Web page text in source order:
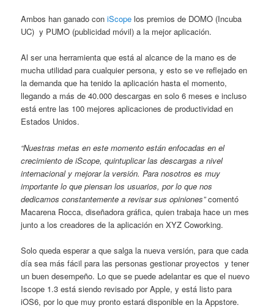
Ambos han ganado coniScope los premios de DOMO (Incuba
UC) y PUMO (publicidad móvil) a la mejor aplicación.
Al ser una herramienta que está al alcance de la mano es de
mucha utilidad para cualquier persona, y esto se ve reflejado en
la demanda que ha tenido la aplicación hasta el momento,
llegando a más de 40.000 descargas en solo 6 meses e incluso
está entre las 100 mejores aplicaciones de productividad en
Estados Unidos.
“Nuestras metas en este momento están enfocadas en el
crecimiento de iScope, quintuplicar las descargas a nivel
internacional y mejorar la versión. Para nosotros es muy
importante lo que piensan los usuarios, por lo que nos
dedicamos constantemente a revisar sus opiniones”comentó
Macarena Rocca, diseñadora gráfica, quien trabaja hace un mes
junto a los creadores de la aplicación en XYZ Coworking.
Solo queda esperar a que salga la nueva versión, para que cada
día sea más fácil para las personas gestionar proyectos y tener
un buen desempeño. Lo que se puede adelantar es que el nuevo
Iscope 1.3 está siendo revisado por Apple, y está listo para
iOS6, por lo que muy pronto estará disponible en la Appstore.